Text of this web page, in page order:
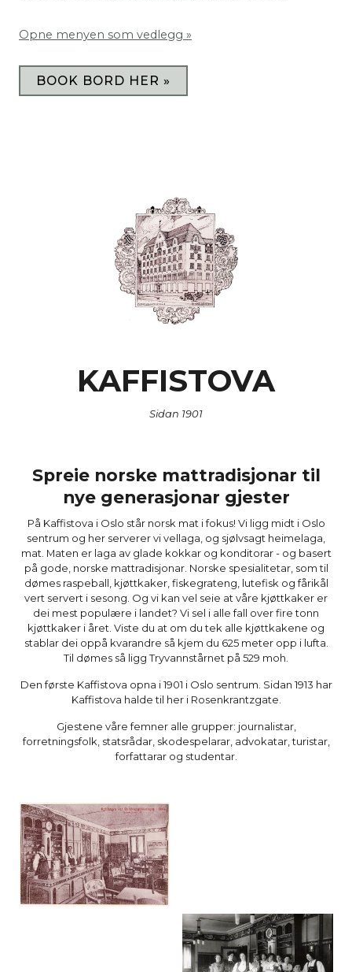
Opne menyen som vedlegg »
BOOK BORD HER »
KAFFISTOVA
Sidan 1901
Spreie norske mattradisjonar til
nye generasjonar gjester
På Kaffistova i Oslo står norsk mat i fokus! Vi ligg midt i Oslo
sentrum og her serverer vi vellaga, og sjølvsagt heimelaga,
mat. Maten er laga av glade kokkar og konditorar - og basert
på gode, norske mattradisjonar. Norske spesialitetar, som til
dømes raspeball, kjøttkaker, fiskegrateng, lutefisk og fårikål
vert servert i sesong. Og vi kan vel seie at våre kjøttkaker er
dei mest populære i landet? Vi sel i alle fall over fire tonn
kjøttkaker i året. Viste du at om du tek alle kjøttkakene og
stablar dei oppå kvarandre så kjem du 625 meter opp i lufta.
Til dømes så ligg Tryvannstårnet på 529 moh.
Den første Kaffistova opna i 1901 i Oslo sentrum. Sidan 1913 har
Kaffistova halde til her i Rosenkrantzgate.
Gjestene våre femner alle grupper: journalistar,
forretningsfolk, statsrådar, skodespelarar, advokatar, turistar,
forfattarar og studentar.